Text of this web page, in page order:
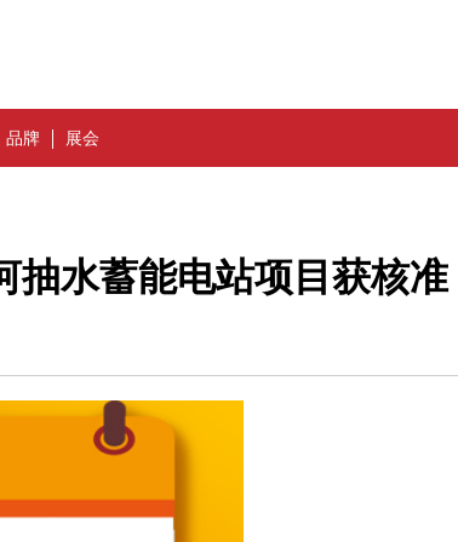
品牌 展会
抽水蓄能电站项目获核准